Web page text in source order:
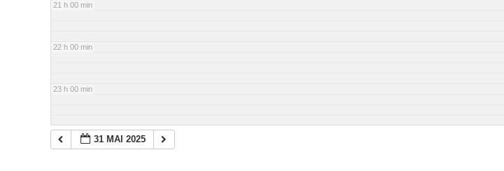
21 h 00 min
22 h 00 min
23 h 00 min
31 MAI 2025